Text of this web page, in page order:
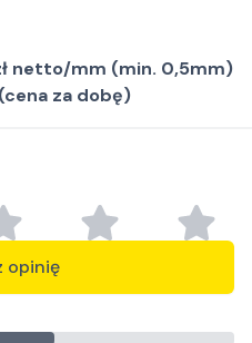
netto/mm (min. 0,5mm)
za dobę)
opinię